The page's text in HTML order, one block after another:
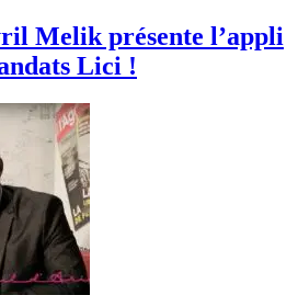
Melik présente l’appli
Lici !